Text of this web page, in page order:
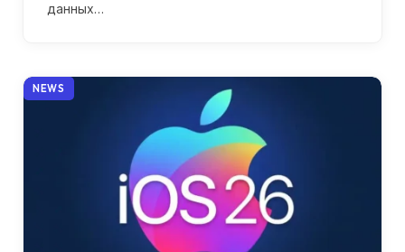
данных…
NEWS